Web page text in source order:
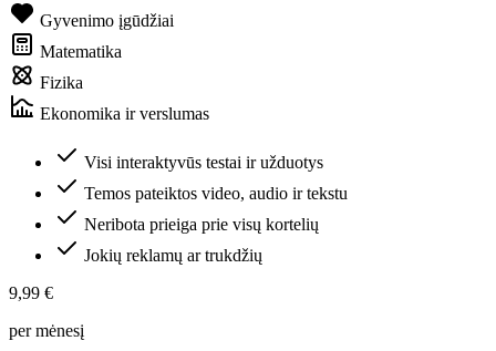
Gyvenimo įgūdžiai
Matematika
Fizika
Ekonomika ir verslumas
Visi interaktyvūs testai ir užduotys
Temos pateiktos video, audio ir tekstu
Neribota prieiga prie visų kortelių
Jokių reklamų ar trukdžių
9,99 €
per mėnesį